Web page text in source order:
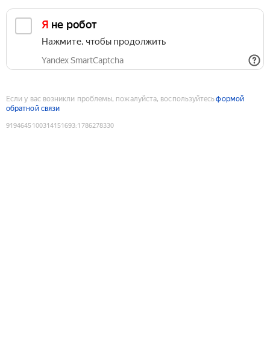
Я не робот
Нажмите, чтобы продолжить
Yandex SmartCaptcha
Если у вас возникли проблемы, пожалуйста, воспользуйтесьформой
обратной связи
9194645100314151693:1786278330